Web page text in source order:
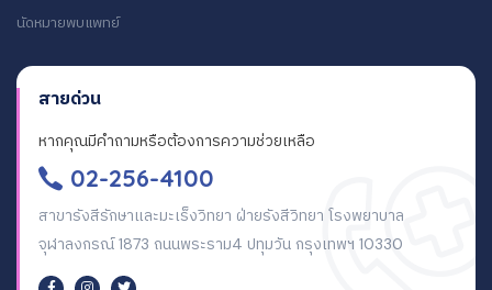
นัดหมายพบแพทย์
สายด่วน
หากคุณมีคำถามหรือต้องการความช่วยเหลือ
02-256-4100
สาขารังสีรักษาและมะเร็งวิทยา ฝ่ายรังสีวิทยา โรงพยาบาล
จุฬาลงกรณ์ 1873 ถนนพระราม4 ปทุมวัน กรุงเทพฯ 10330